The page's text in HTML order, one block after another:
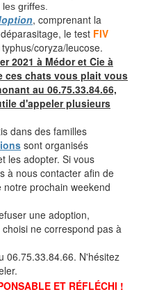
griffes.
, comprenant la
le test FIV
coryza/leucose.
2021 à Médor et Cie à
ces chats vous plait vous
au 06.75.33.84.66,
d'appeler plusieurs
dans des familles
sont organisés
les adopter. Si vous
à nous contacter afin de
prochain weekend
une adoption,
ne correspond pas à
06.75.33.84.66. N'hésitez
ET RÉFLÉCHI !